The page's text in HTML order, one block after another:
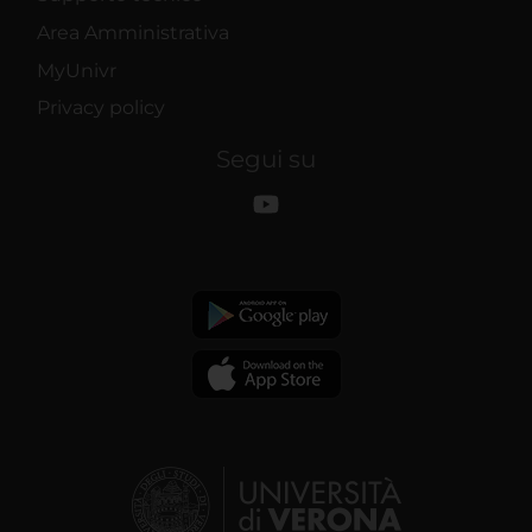
Area Amministrativa
MyUnivr
Privacy policy
Segui su